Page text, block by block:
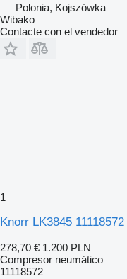
Polonia, Kojszówka
Wibako
Contacte con el vendedor
1
Knorr LK3845
278,70 € 1.200 PLN
Compresor neumático
11118572